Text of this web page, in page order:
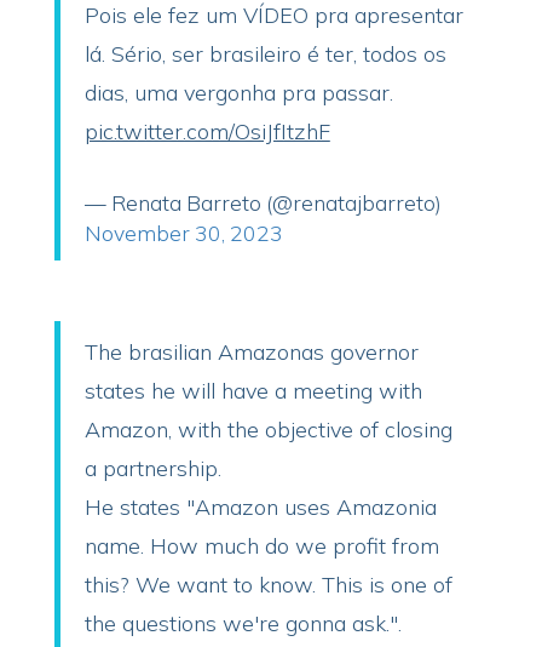
Pois ele fez um VÍDEO pra apresentar
lá. Sério, ser brasileiro é ter, todos os
dias, uma vergonha pra passar.
pic.twitter.com/OsiJfItzhF
— Renata Barreto (@renatajbarreto)
November 30, 2023
The brasilian Amazonas governor
states he will have a meeting with
Amazon, with the objective of closing
a partnership.
He states "Amazon uses Amazonia
name. How much do we profit from
this? We want to know. This is one of
the questions we're gonna ask.".